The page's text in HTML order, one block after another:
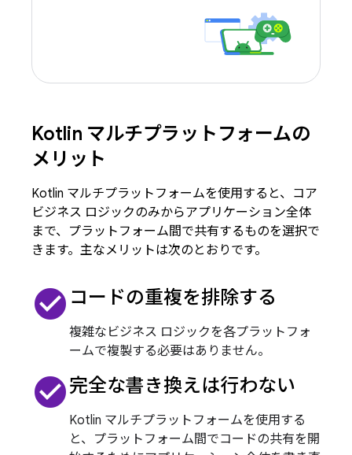
Kotlin マルチプラットフォームの
メリット
Kotlin マルチプラットフォームを使用すると、コア
ビジネス ロジックのみからアプリケーション全体
まで、プラットフォーム間で共有するものを選択で
きます。主なメリットは次のとおりです。
check_circle コードの重複を排除する
複雑なビジネス ロジックを各プラットフォ
ームで複製する必要はありません。
check_circle完全な書き換えは行わない
Kotlin マルチプラットフォームを使用する
と、プラットフォーム間でコードの共有を開